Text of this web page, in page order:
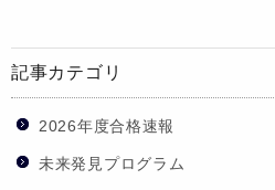
記事カテゴリ
2026年度合格速報
未来発見プログラム